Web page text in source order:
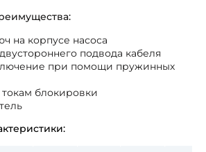
на корпусе насоса
подвода кабеля
при помощи пружинных
блокировки